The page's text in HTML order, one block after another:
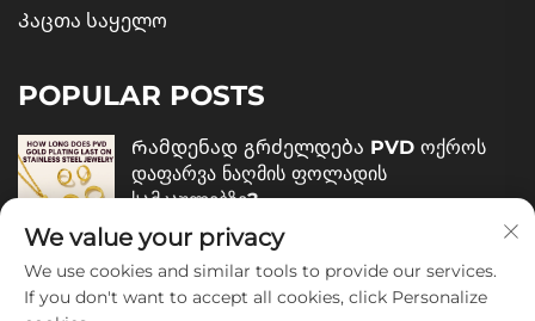
Კაცთა საყელო
POPULAR POSTS
Რამდენად გრძელდება PVD ოქროს
დაფარვა ნაღმის ფოლადის
სამკაულებზე?
December 05, 2025
Როგორ შევაფასოთ ნაღმის ფოლადის
We value your privacy
We use cookies and similar tools to provide our services.
If you don't want to accept all cookies, click Personalize